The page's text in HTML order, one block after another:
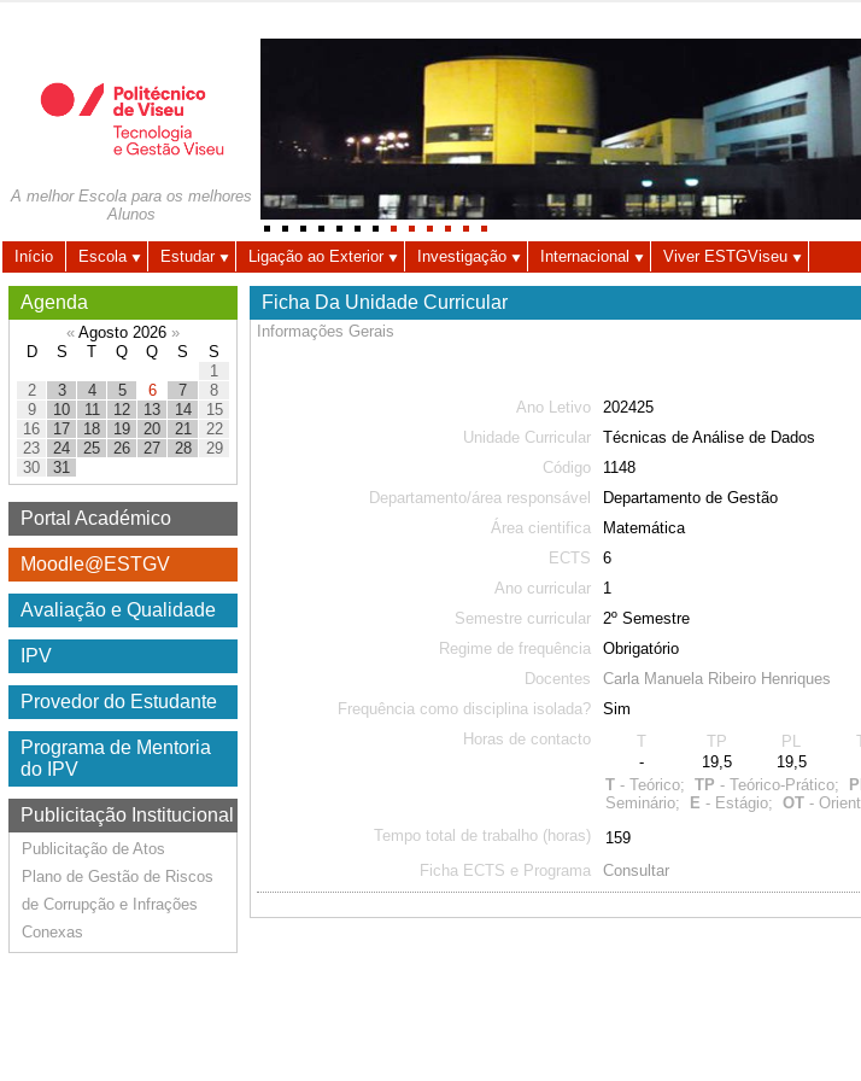
Autenticação
Utilizador
Palavra-chave
A melhor Escola para os melhores
Alunos
Início Escola Estudar Ligação ao Exterior Investigação Internacional Viver ESTGViseu
Agenda
« Agosto 2026 »
D
S T Q Q S
S
1
2
3 4 5 6 7
8
9
10 11 12 13 14
15
16
17 18 19 20 21
22
23
24 25 26 27 28
29
30
31
Portal Académico
Moodle@ESTGV
Avaliação e Qualidade
IPV
Provedor do Estudante
Programa de Mentoria
do IPV
Publicitação Institucional
Publicitação de Atos
Plano de Gestão de Riscos
de Corrupção e Infrações
Conexas
Ficha Da Unidade Curricular
Informações Gerais
Ano Letivo
202425
Unidade Curricular
Técnicas de Análise de Dados
Código
1148
Departamento/área responsável
Departamento de Gestão
Área cientifica
Matemática
ECTS
6
Ano curricular
1
Semestre curricular
2º Semestre
Regime de frequência
Obrigatório
Docentes
Carla Manuela Ribeiro Henriques
Frequência como disciplina isolada?
Sim
Horas de contacto
T TP PL
-
19,5 19,5
T - Teórico; TP - Teórico-Prático;
Seminário; E - Estágio; OT -
Tempo total de trabalho (horas)
159
Ficha ECTS e Programa
Consultar